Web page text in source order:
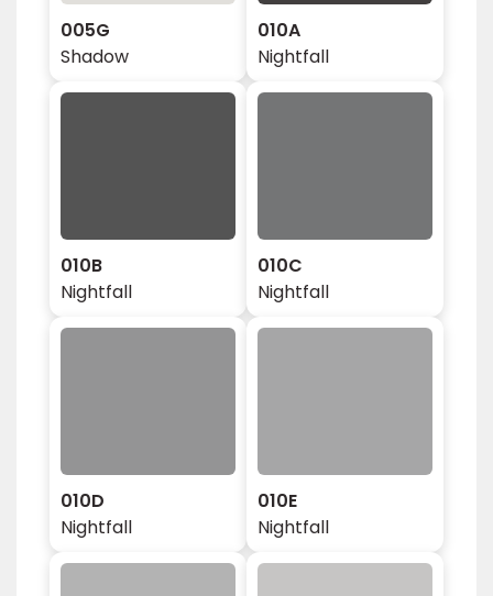
005G
Shadow
010A
Nightfall
010B
Nightfall
010C
Nightfall
010D
Nightfall
010E
Nightfall